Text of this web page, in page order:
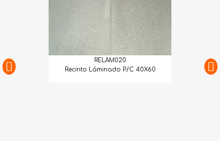
RELAM020
Recinto Láminado P/C 40X60